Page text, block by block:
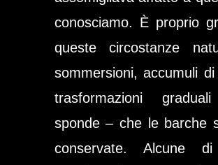
conosciamo. È proprio
queste circostanze
sommersioni, accumuli
trasformazioni
sponde – che le barche
conservate. Alcune